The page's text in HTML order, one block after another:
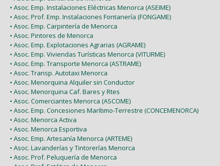
• Asoc. Emp. Instalaciones Eléctricas Menorca (ASEIME)
• Asoc. Prof. Emp. Instalaciones Fontanería (FONGAME)
• Asoc. Emp. Carpintería de Menorca
• Asoc. Pintores de Menorca
• Asoc. Emp. Explotaciones Agrarias (AGRAME)
• Asoc. Emp. Viviendas Turísticas Menorca (VITURME)
• Asoc. Emp. Transporte Menorca (ASTRAME)
• Asoc. Transp. Autotaxi Menorca
• Asoc. Menorquina Alquiler sin Conductor
• Asoc. Menorquina Caf. Bares y Rtes
• Asoc. Comerciantes Menorca (ASCOME)
• Asoc. Emp. Concesiones Marítimo-Terrestre (CONCEMENORCA)
• Asoc. Menorca Activa
• Asoc. Menorca Esportiva
• Asoc. Emp. Artesanía Menorca (ARTEME)
• Asoc. Lavanderías y Tintorerías Menorca
• Asoc. Prof. Peluquería de Menorca